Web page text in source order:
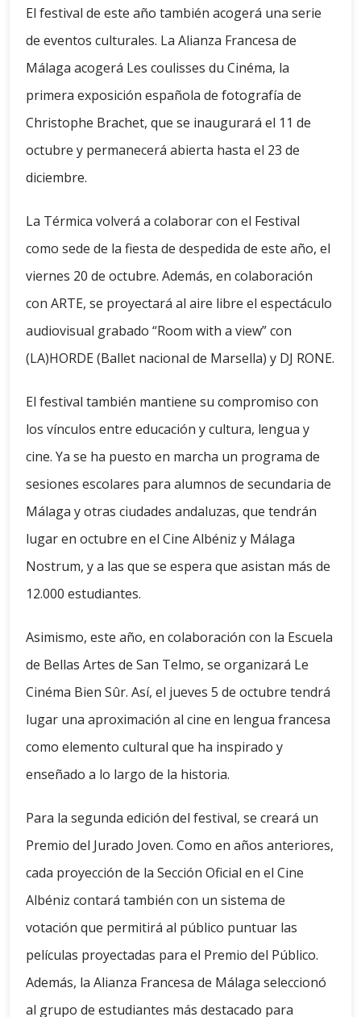
El festival de este año también acogerá una serie
de eventos culturales. La Alianza Francesa de
Málaga acogerá Les coulisses du Cinéma, la
primera exposición española de fotografía de
Christophe Brachet, que se inaugurará el 11 de
octubre y permanecerá abierta hasta el 23 de
diciembre.
La Térmica volverá a colaborar con el Festival
como sede de la fiesta de despedida de este año, el
viernes 20 de octubre. Además, en colaboración
con ARTE, se proyectará al aire libre el espectáculo
audiovisual grabado “Room with a view” con
(LA)HORDE (Ballet nacional de Marsella) y DJ RONE.
El festival también mantiene su compromiso con
los vínculos entre educación y cultura, lengua y
cine. Ya se ha puesto en marcha un programa de
sesiones escolares para alumnos de secundaria de
Málaga y otras ciudades andaluzas, que tendrán
lugar en octubre en el Cine Albéniz y Málaga
Nostrum, y a las que se espera que asistan más de
12.000 estudiantes.
Asimismo, este año, en colaboración con la Escuela
de Bellas Artes de San Telmo, se organizará Le
Cinéma Bien Sûr. Así, el jueves 5 de octubre tendrá
lugar una aproximación al cine en lengua francesa
como elemento cultural que ha inspirado y
enseñado a lo largo de la historia.
Para la segunda edición del festival, se creará un
Premio del Jurado Joven. Como en años anteriores,
cada proyección de la Sección Oficial en el Cine
Albéniz contará también con un sistema de
votación que permitirá al público puntuar las
películas proyectadas para el Premio del Público.
Además, la Alianza Francesa de Málaga seleccionó
al grupo de estudiantes más destacado para